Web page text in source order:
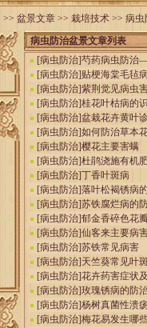
>> 盆景文章 >> 栽培技术 >> 病虫
病虫防治盆景文章列表
[病虫防治]芍药病虫防治
[病虫防治] 贴梗海棠毛毡
[病虫防治]紫荆觉见病虫
[病虫防治]桂花叶枯病的
[病虫防治]盆栽花卉黄叶
[病虫防治]如何防治草本
[病虫防治]樱花主要害螨
[病虫防治]杜鹃浇施有机
[病虫防治]丁香叶斑病
[病虫防治]落叶松褐锈病
[病虫防治]苏铁腐烂病的
[病虫防治]郁金香碎色花
[病虫防治]仙客来主要病
[病虫防治]苏铁常见病害
[病虫防治] 天竺葵常见叶
[病虫防治]花卉药害症状
[病虫防治]玫瑰锈病的防
[病虫防治]杨树真菌性溃
[病虫防治]梅花易发生哪